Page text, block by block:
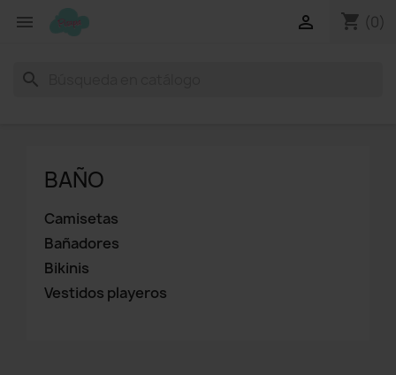
 shopping_cart (0)

search
BAÑO
Camisetas
Bañadores
Bikinis
Vestidos playeros